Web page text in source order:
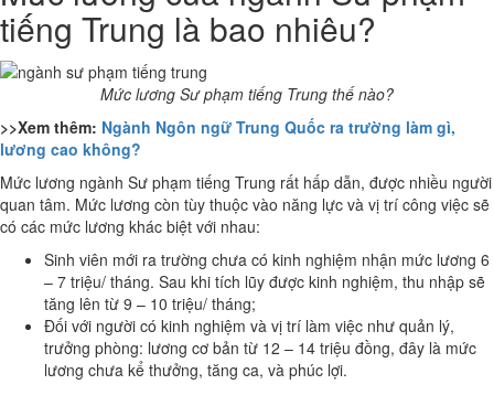
tiếng Trung là bao nhiêu?
Mức lương Sư phạm tiếng Trung thế nào?
>>Xem thêm: Ngành Ngôn ngữ Trung Quốc ra trường làm gì,
lương cao không?
Mức lương ngành Sư phạm tiếng Trung rất hấp dẫn, được nhiều người
quan tâm. Mức lương còn tùy thuộc vào năng lực và vị trí công việc sẽ
có các mức lương khác biệt với nhau:
Sinh viên mới ra trường chưa có kinh nghiệm nhận mức lương 6
– 7 triệu/ tháng. Sau khi tích lũy được kinh nghiệm, thu nhập sẽ
tăng lên từ 9 – 10 triệu/ tháng;
Đối với người có kinh nghiệm và vị trí làm việc như quản lý,
trưởng phòng: lương cơ bản từ 12 – 14 triệu đồng, đây là mức
lương chưa kể thưởng, tăng ca, và phúc lợi.